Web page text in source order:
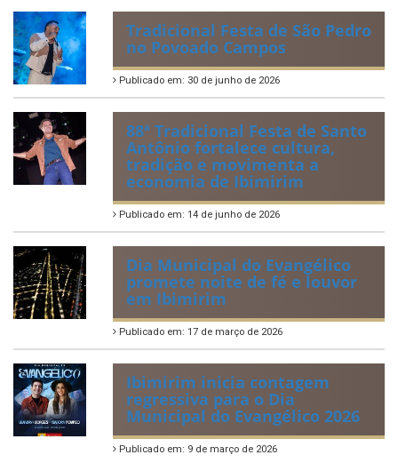
Tradicional Festa de São Pedro
no Povoado Campos
Publicado em: 30 de junho de 2026
88ª Tradicional Festa de Santo
Antônio fortalece cultura,
tradição e movimenta a
economia de Ibimirim
Publicado em: 14 de junho de 2026
Dia Municipal do Evangélico
promete noite de fé e louvor
em Ibimirim
Publicado em: 17 de março de 2026
Ibimirim inicia contagem
regressiva para o Dia
Municipal do Evangélico 2026
Publicado em: 9 de março de 2026